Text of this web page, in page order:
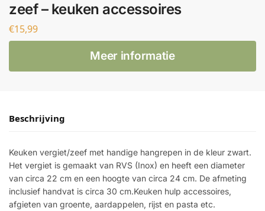
zeef – keuken accessoires
€15,99
Meer informatie
Beschrijving
Keuken vergiet/zeef met handige hangrepen in de kleur zwart.
Het vergiet is gemaakt van RVS (Inox) en heeft een diameter
van circa 22 cm en een hoogte van circa 24 cm. De afmeting
inclusief handvat is circa 30 cm.Keuken hulp accessoires,
afgieten van groente, aardappelen, rijst en pasta etc.